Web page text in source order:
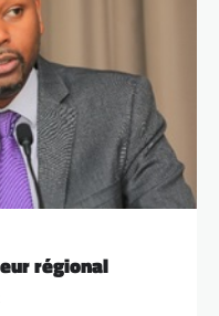
régional